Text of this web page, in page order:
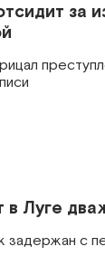
за
в Луге
задержан с